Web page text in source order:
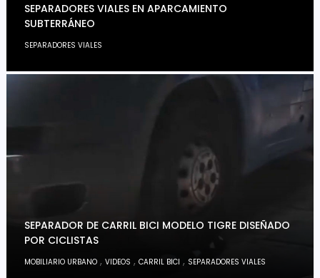
SEPARADORES VIALES EN APARCAMIENTO
SUBTERRÁNEO
SEPARADORES VIALES
SEPARADOR DE CARRIL BICI MODELO TIGRE DISEÑADO
POR CICLISTAS
MOBILIARIO URBANO ,VIDEOS ,CARRIL BICI , SEPARADORES VIALES